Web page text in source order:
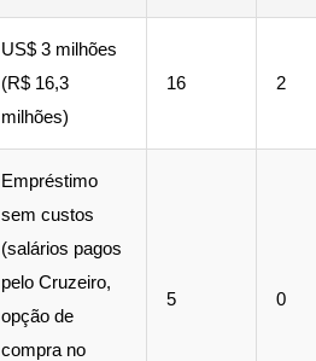
US$ 3 milhões
(R$ 16,3
milhões)
16 2
Empréstimo
sem custos
(salários pagos
pelo Cruzeiro,
opção de
compra no
5 0